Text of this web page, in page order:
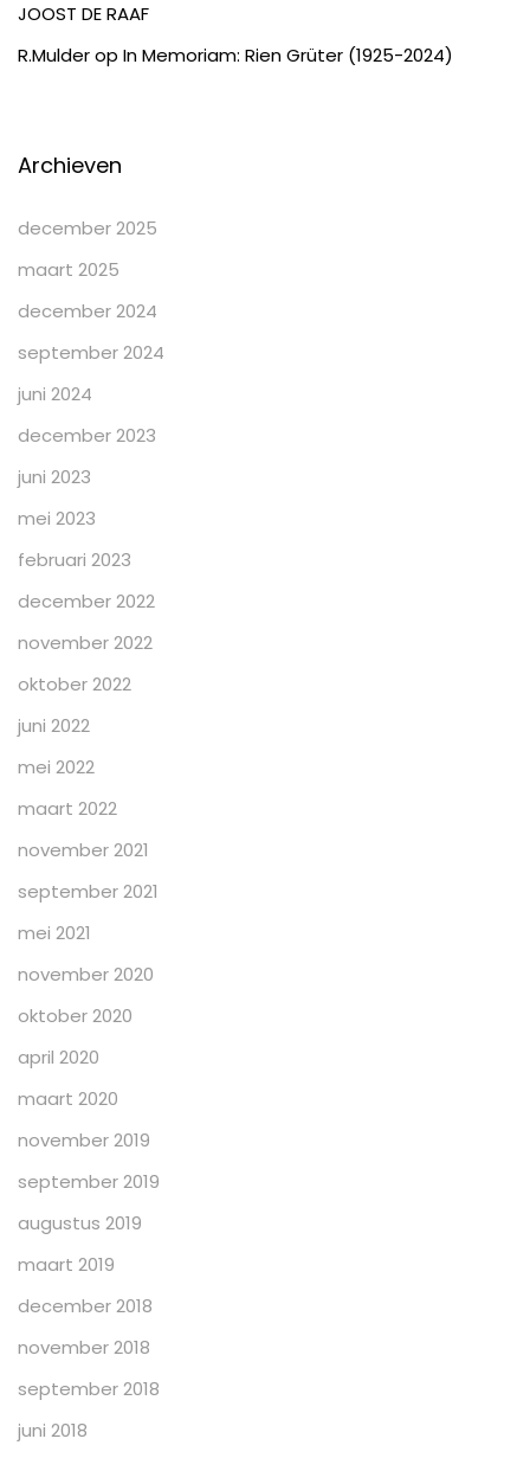
JOOST DE RAAF
R.Mulderop In Memoriam: Rien Grüter (1925-2024)
Archieven
december 2025
maart 2025
december 2024
september 2024
juni 2024
december 2023
juni 2023
mei 2023
februari 2023
december 2022
november 2022
oktober 2022
juni 2022
mei 2022
maart 2022
november 2021
september 2021
mei 2021
november 2020
oktober 2020
april 2020
maart 2020
november 2019
september 2019
augustus 2019
maart 2019
december 2018
november 2018
september 2018
juni 2018